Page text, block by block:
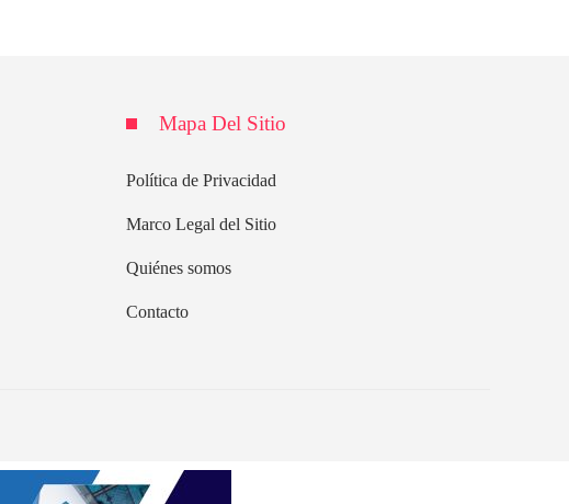
Mapa Del Sitio
Política de Privacidad
Marco Legal del Sitio
Quiénes somos
Contacto